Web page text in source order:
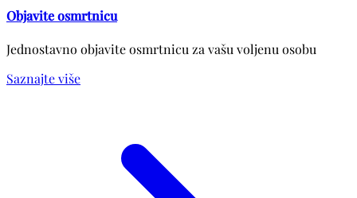
Objavite osmrtnicu
Jednostavno objavite osmrtnicu za vašu voljenu osobu
Saznajte više